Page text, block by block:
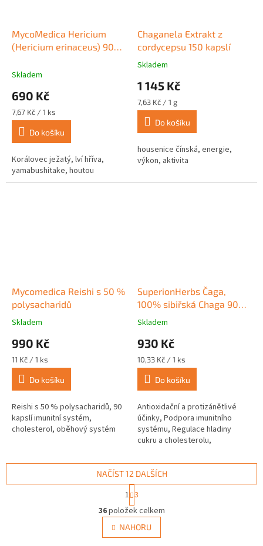
MycoMedica Hericium
(Hericium erinaceus) 90
Skladem
690 Kč
Měrná
cena:
7,67 Kč / 1 ks
Do košíku
Korálovec ježatý, lví hříva,
yamabushitake, houtou
Chaganela Extrakt z
cordycepsu 150 kapslí
Průměrné
produktu
je
5,0
5
hvězdiček.
Skladem
1 145 Kč
Měrná
cena:
7,63 Kč / 1 g
Do košíku
housenice čínská, energie,
výkon, aktivita
Mycomedica Reishi s 50 %
polysacharidů
Průměrné
produktu
je
5,0
5
hvězdiček.
Skladem
990 Kč
Měrná
cena:
11 Kč / 1 ks
Do košíku
Reishi s 50 % polysacharidů, 90
kapslí imunitní systém,
cholesterol, oběhový systém
SuperionHerbs Čaga,
100% sibiřská Chaga 90
kapslí
Průměrné
produktu
je
5,0
5
hvězdiček.
Skladem
930 Kč
Měrná
cena:
10,33 Kč / 1 ks
Do košíku
Antioxidační a protizánětlivé
účinky, Podpora imunitního
systému, Regulace hladiny
cukru a cholesterolu,
O
v
l
á
NAČÍST 12 DALŠÍCH
t
r
á
n
k
1 3
36položek celkem
NAHORU